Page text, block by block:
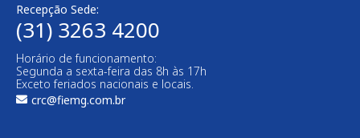
Recepção Sede:
(31) 3263 4200
Horário de funcionamento:
Segunda a sexta-feira das 8h às 17h
Exceto feriados nacionais e locais.
crc@fiemg.com.br